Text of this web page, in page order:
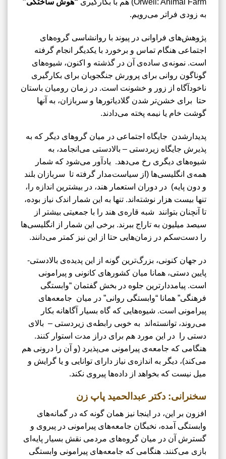
Orwell: Animal Farm) هم با بکارگیری
“هوش ساختگی”
به زودی فراتر می‌رویم.
پژوهش‌های فراوانی در پیوند با روانشاسی گروه‌های
اجتماعی هنگام تماس و برخورد با یکدیگر انجام گرفته
است. نمونه‌ی ساده‌ی آن در گذشته و اکنون، شیوه‌های
گوناگون روانی برای پرورش جنگجویان برای بکارگیری
ناخودآگاه از زور و خشونت است. در زمان رومیان باستان
حتا برای خشن‌تر شدن گلادیاتورها و سربازان، به آنها
گوشت خام یا نیمه پخته می‌دادند.
پدیدارشدن جایگاه اجتماعی در میان گروهای دیگر که به
پذیرش جایگاه زیردستی – بالادستی می‌انجامد، به
شیوه‌های دیگری رخ می‌دهد. یادآور می‌شود که شمار
همه‌ی انگلیسی‌ها (از سیاست‌مدار گرفته تا سربازان بلند
و دون پایه) در دوران استعمار هند، در بیشترین اندازه را،
تنها بیست هزار نوشته‌اند. تنها به این شمار اندک نیاز بوده،
تا آنچنان بتوانند شبه قاره‌ی هند را با جمعیتی بیشتر از
سیصد میلیون به تاراج ببرند. برخی این شمار از انگلیسی‌ها
را دست‌سکم در زمان‌هایی حتا از این نیز کمتر می‌دانند.
در جهان کنونی، بزرگ‌ترین گونه از این پدیده‌ی بالادستی-
پایین دستی، همانا میان کشورهای کانونی و پیرامونی
است. پیامددارترین جلوه در بخش گفتمان “وابستگی
فرهنگی” همانا “وابستگی روانی” در میان جامعه‌های
پیرامونی است. شیوه‌هایی که گاه بسیار آگاهانه بکار
می‌روند، توانسته‌­اند به خوبی رابطه‌ی زیردستی – بالای
دستی را در این مورد هم برای دراز مدت استوار کنند.
هنگامی که جامعه‌ی پیرامونی می‌پذیرد (و آن را درونی هم
می‌کند)، دیگر به اندازه‌ی نیاز دارای توانایی و یا گرایش و
میل نیست که بخواهد از داده‌ها پیروی نکند.
سخنرانی: دکتر عبدالحمید پاپ زن
افزون بر این، در اینجا نیز همان گونه که در گمانه‌های
وابستگی آمده، نخبگان جامعه‌های پیرامونی در پیروی و
گسترش آن در میان گروه‌های مردمی نقش بسیار پایه‌ای
بازی می‌کنند. هنگامی که جامعه‌های پیرامونی وابستگی